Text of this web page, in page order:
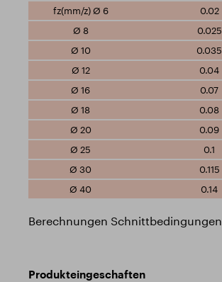
0.02
0.025
0.035
0.04
0.07
0.08
0.09
0.1
0.115
0.14
Berechnungen Schnittbedingungen
Produkteingeschaften